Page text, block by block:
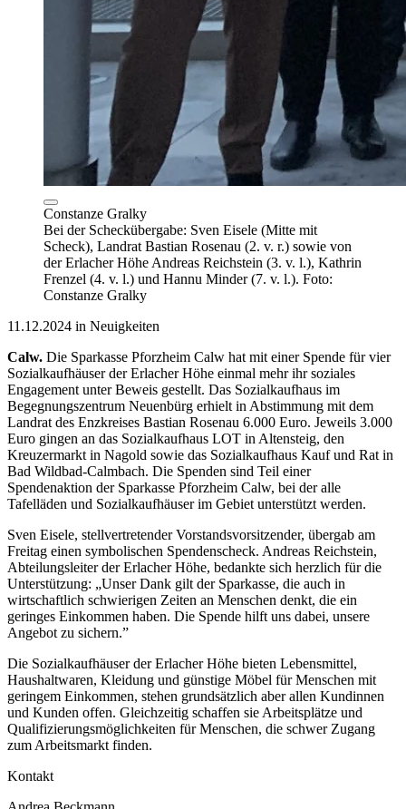
Constanze Gralky
Bei der Scheckübergabe: Sven Eisele (Mitte mit
Scheck), Landrat Bastian Rosenau (2. v. r.) sowie von
der Erlacher Höhe Andreas Reichstein (3. v. l.), Kathrin
Frenzel (4. v. l.) und Hannu Minder (7. v. l.). Foto:
Constanze Gralky
11.12.2024 in Neuigkeiten
Calw. Die Sparkasse Pforzheim Calw hat mit einer Spende für vier
Sozialkaufhäuser der Erlacher Höhe einmal mehr ihr soziales
Engagement unter Beweis gestellt. Das Sozialkaufhaus im
Begegnungszentrum Neuenbürg erhielt in Abstimmung mit dem
Landrat des Enzkreises Bastian Rosenau 6.000 Euro. Jeweils 3.000
Euro gingen an das Sozialkaufhaus LOT in Altensteig, den
Kreuzermarkt in Nagold sowie das Sozialkaufhaus Kauf und Rat in
Bad Wildbad-Calmbach. Die Spenden sind Teil einer
Spendenaktion der Sparkasse Pforzheim Calw, bei der alle
Tafelläden und Sozialkaufhäuser im Gebiet unterstützt werden.
Sven Eisele, stellvertretender Vorstandsvorsitzender, übergab am
Freitag einen symbolischen Spendenscheck. Andreas Reichstein,
Abteilungsleiter der Erlacher Höhe, bedankte sich herzlich für die
Unterstützung: „Unser Dank gilt der Sparkasse, die auch in
wirtschaftlich schwierigen Zeiten an Menschen denkt, die ein
geringes Einkommen haben. Die Spende hilft uns dabei, unsere
Angebot zu sichern.”
Die Sozialkaufhäuser der Erlacher Höhe bieten Lebensmittel,
Haushaltwaren, Kleidung und günstige Möbel für Menschen mit
geringem Einkommen, stehen grundsätzlich aber allen Kundinnen
und Kunden offen. Gleichzeitig schaffen sie Arbeitsplätze und
Qualifizierungsmöglichkeiten für Menschen, die schwer Zugang
zum Arbeitsmarkt finden.
Kontakt